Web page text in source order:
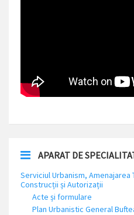
APARAT DE
Serviciul Urbanism, Amenajarea
Construcții și Autorizații
Acte și formulare
Plan Urbanistic General